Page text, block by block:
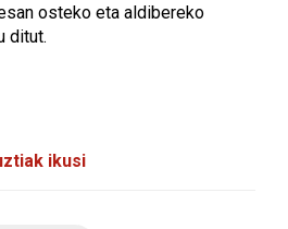
osteko eta aldibereko
ditut.
ikusi